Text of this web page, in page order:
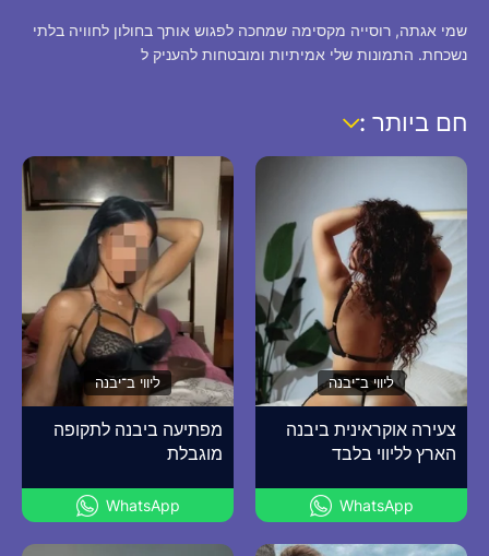
שמי אגתה, רוסייה מקסימה שמחכה לפגוש אותך בחולון לחוויה בלתי
נשכחת. התמונות שלי אמיתיות ומובטחות להעניק ל
חם ביותר :
ליווי ב־יבנה
צעירה אוקראינית ביבנה
הארץ לליווי בלבד
WhatsApp
ליווי ב־יבנה
מפתיעה ביבנה לתקופה
מוגבלת
WhatsApp